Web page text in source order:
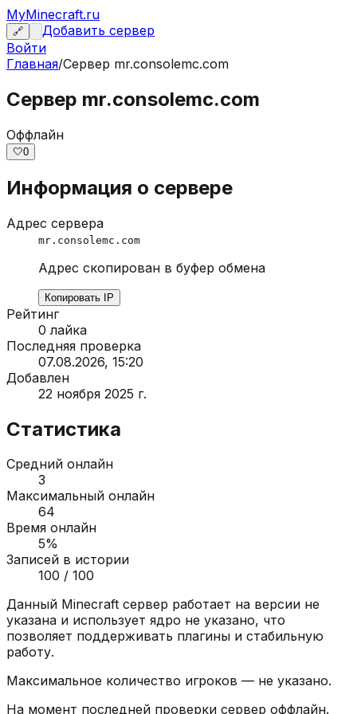
MyMinecraft.ru
🔗
Добавить сервер
Войти
Главная/Сервер mr.consolemc.com
Сервер mr.consolemc.com
Оффлайн
🤍0
Информация о сервере
Адрес сервера
mr.consolemc.com
Адрес скопирован в буфер обмена
Копировать IP
Рейтинг
0 лайка
Последняя проверка
07.08.2026, 15:20
Добавлен
22 ноября 2025 г.
Статистика
Средний онлайн
3
Максимальный онлайн
64
Время онлайн
5%
Записей в истории
100 / 100
Данный Minecraft сервер работает на версии не
указана и использует ядро не указано, что
позволяет поддерживать плагины и стабильную
работу.
Максимальное количество игроков — не указано.
На момент последней проверки сервер оффлайн.